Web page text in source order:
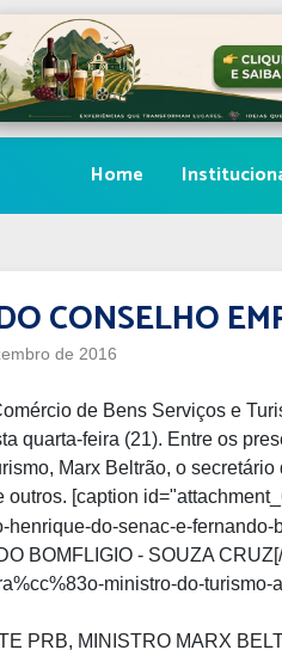
Home
CONSELHO
de 2016
de Bens Serviços e
quarta-feira (21). Entre os
Marx Beltrão, o
[caption
BOMFLIGIO - SOUZA
PRB, MINISTRO MARX